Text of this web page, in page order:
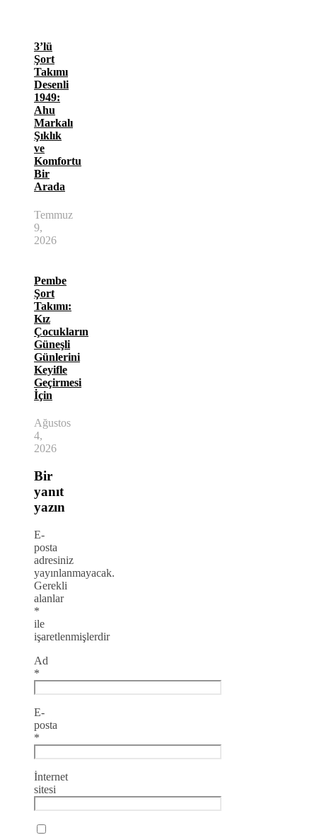
3’lü
Şort
Takımı
Desenli
1949:
Ahu
Markalı
Şıklık
ve
Komfortu
Bir
Arada
Temmuz
9,
2026
Pembe
Şort
Takımı:
Kız
Çocukların
Güneşli
Günlerini
Keyifle
Geçirmesi
İçin
Ağustos
4,
2026
Bir
yanıt
yazın
E-
posta
adresiniz
yayınlanmayacak.
Gerekli
alanlar
*
ile
işaretlenmişlerdir
Ad
*
E-
posta
*
İnternet
sitesi